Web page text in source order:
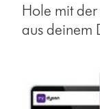
Hole mit
aus deinem